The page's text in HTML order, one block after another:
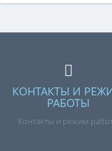
КОНТАКТЫ И
РАБОТЫ
Контакты и режим